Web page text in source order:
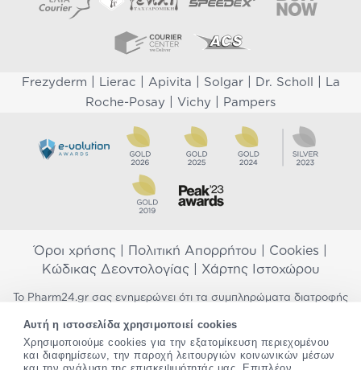
Αυτή η ιστοσελίδα χρησιμοποιεί cookies
Χρησιμοποιούμε cookies για την εξατομίκευση περιεχομένου
και διαφημίσεων, την παροχή λειτουργιών κοινωνικών μέσων
Frezyderm Lierac Apivita Solgar| Dr. Scholl
La
Roche-Posay
Vichy Pampers
Όροι χρήσης Πολιτική Απορρήτου Cookies
Κώδικας Δεοντολογίας| Χάρτης Ιστοχώρου
Το Pharm24.gr σας ενημερώνει ότι τα συμπληρώματα διατροφής
προορίζονται για την πρόληψη, αγωγή ή θεραπεία ανθρώπινης
νόσου. Συμβουλευτείτε τον γιατρό σας εάν είστε έγκυος,
θηλάζετε, ακολουθείτε παράλληλα φαρμακευτική αγωγή ή